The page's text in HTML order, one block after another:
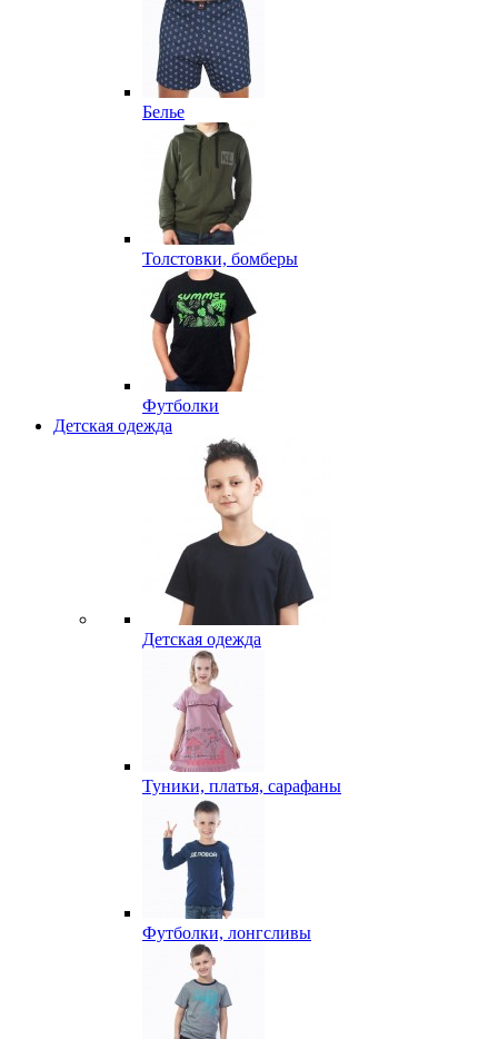
Белье
Толстовки, бомберы
Футболки
Детская одежда
Детская одежда
Туники, платья, сарафаны
Футболки, лонгсливы